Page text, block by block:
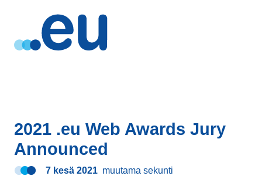
2021 .eu Web Awards Jury
Announced
7 kesä 2021 muutama sekunti